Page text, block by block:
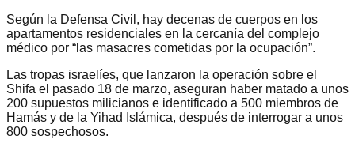
Según la Defensa Civil, hay decenas de cuerpos en los
apartamentos residenciales en la cercanía del complejo
médico por “las masacres cometidas por la ocupación”.
Las tropas israelíes, que lanzaron la operación sobre el
Shifa el pasado 18 de marzo, aseguran haber matado a unos
200 supuestos milicianos e identificado a 500 miembros de
Hamás y de la Yihad Islámica, después de interrogar a unos
800 sospechosos.